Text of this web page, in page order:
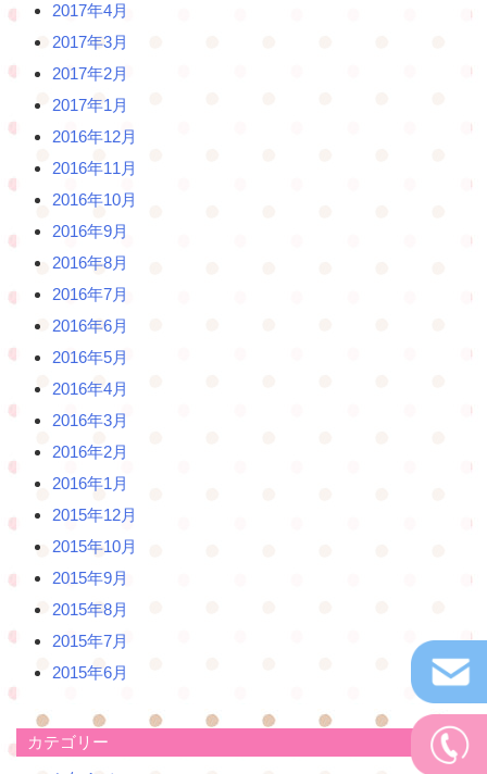
2017年4月
2017年3月
2017年2月
2017年1月
2016年12月
2016年11月
2016年10月
2016年9月
2016年8月
2016年7月
2016年6月
2016年5月
2016年4月
2016年3月
2016年2月
2016年1月
2015年12月
2015年10月
2015年9月
2015年8月
2015年7月
2015年6月
カテゴリー